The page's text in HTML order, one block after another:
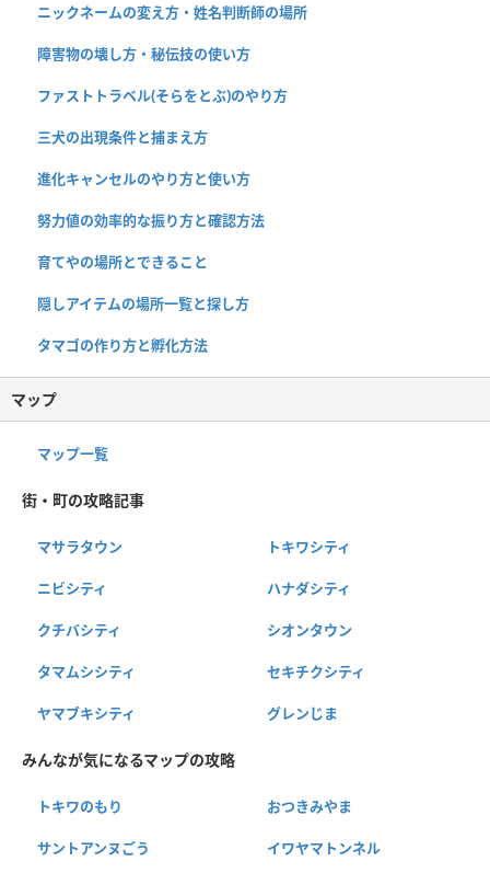
ニックネームの変え方・姓名判断師の場所
障害物の壊し方・秘伝技の使い方
ファストトラベル(そらをとぶ)のやり方
三犬の出現条件と捕まえ方
進化キャンセルのやり方と使い方
努力値の効率的な振り方と確認方法
育てやの場所とできること
隠しアイテムの場所一覧と探し方
タマゴの作り方と孵化方法
マップ
マップ一覧
街・町の攻略記事
マサラタウン トキワシティ
ニビシティ ハナダシティ
クチバシティ シオンタウン
タマムシシティ セキチクシティ
ヤマブキシティ グレンじま
みんなが気になるマップの攻略
トキワのもり おつきみやま
サントアンヌごう イワヤマトンネル